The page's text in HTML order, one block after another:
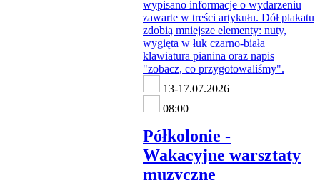
13-17.07.2026
08:00
Półkolonie -
Wakacyjne warsztaty
muzyczne